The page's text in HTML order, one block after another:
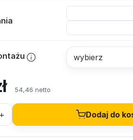
54,46 netto
+ Dodaj do